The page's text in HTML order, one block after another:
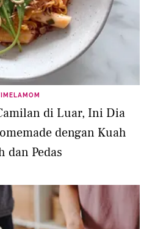
di Luar, Ini Dia
dengan Kuah
dan Pedas